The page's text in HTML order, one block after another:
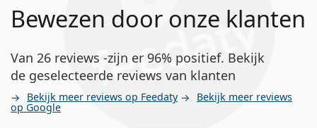
Bewezen door onze klanten
Van 26 reviews -zijn er 96% positief. Bekijk
de geselecteerde reviews van klanten
Bekijk meer reviews op Feedaty Bekijk meer reviews
op Google